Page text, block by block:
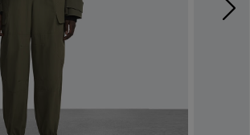
定モデル
グース
インジャパンTシャツ
ーウェア
定モデル
グース
インジャパンTシャツ
ーウェア
詳しく見る